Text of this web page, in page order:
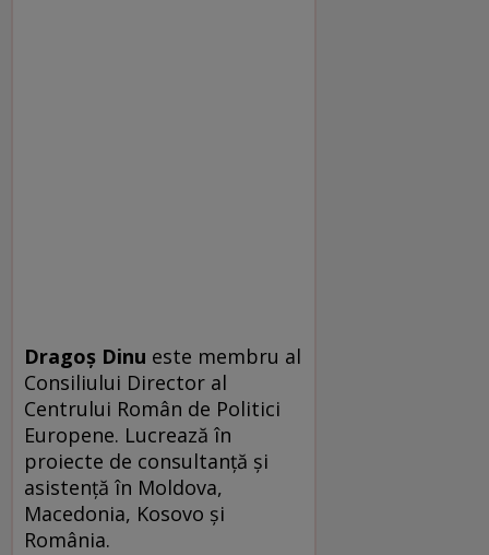
Dragoş Dinu este membru al
Consiliului Director al
Centrului Român de Politici
Europene. Lucrează în
proiecte de consultanţă şi
asistenţă în Moldova,
Macedonia, Kosovo şi
România.